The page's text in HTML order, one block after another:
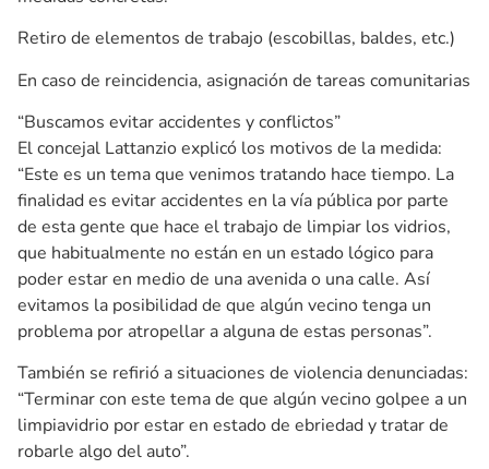
Retiro de elementos de trabajo (escobillas, baldes, etc.)
En caso de reincidencia, asignación de tareas comunitarias
“Buscamos evitar accidentes y conflictos”
El concejal Lattanzio explicó los motivos de la medida:
“Este es un tema que venimos tratando hace tiempo. La
finalidad es evitar accidentes en la vía pública por parte
de esta gente que hace el trabajo de limpiar los vidrios,
que habitualmente no están en un estado lógico para
poder estar en medio de una avenida o una calle. Así
evitamos la posibilidad de que algún vecino tenga un
problema por atropellar a alguna de estas personas”.
También se refirió a situaciones de violencia denunciadas:
“Terminar con este tema de que algún vecino golpee a un
limpiavidrio por estar en estado de ebriedad y tratar de
robarle algo del auto”.